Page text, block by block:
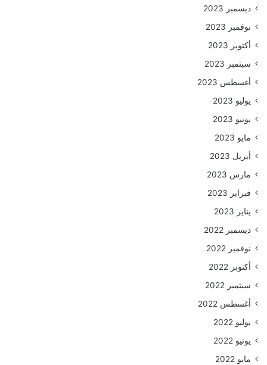
ديسمبر 2023
نوفمبر 2023
أكتوبر 2023
سبتمبر 2023
أغسطس 2023
يوليو 2023
يونيو 2023
مايو 2023
أبريل 2023
مارس 2023
فبراير 2023
يناير 2023
ديسمبر 2022
نوفمبر 2022
أكتوبر 2022
سبتمبر 2022
أغسطس 2022
يوليو 2022
يونيو 2022
مايو 2022